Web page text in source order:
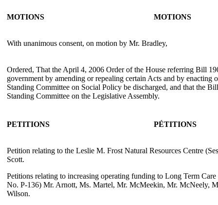
MOTIONS MOTIONS
With unanimous consent, on motion by Mr. Bradley,
Ordered, That the April 4, 2006 Order of the House referring Bill
government by amending or repealing certain Acts and by enacting
Standing Committee on Social Policy be discharged, and that the
Standing Committee on the Legislative Assembly.
PETITIONS PÉTITIONS
Petition relating to the Leslie M. Frost Natural Resources Centre
Scott.
Petitions relating to increasing operating funding to Long Term Care
No. P-136) Mr. Arnott, Ms. Martel, Mr. McMeekin, Mr. McNeely,
Wilson.